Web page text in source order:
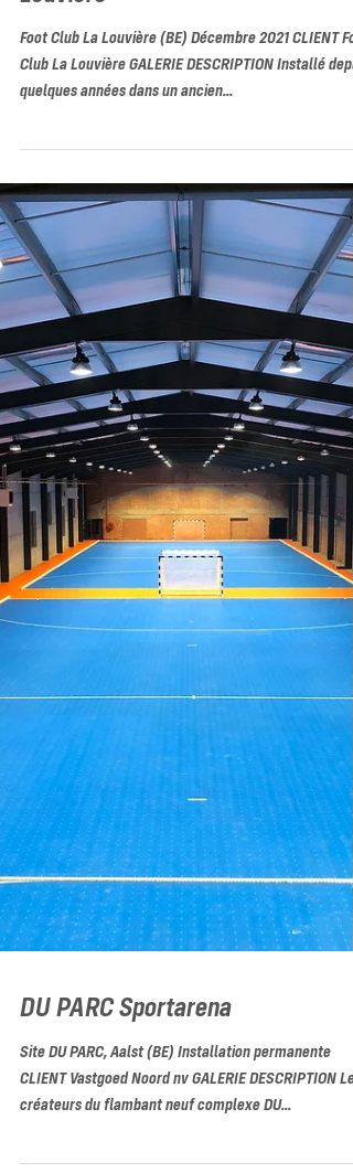
Basket 3x3 au Foot Club La
Louvière
DU PARC Sportarena
Site DU PARC, Aalst (BE) Installation permanente